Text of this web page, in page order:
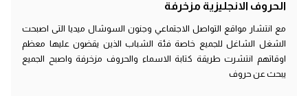
الحروف الانجليزية مزخرفة
مع انتشار مواقع التواصل الاجتماعي وجنون السوشال ميديا التى اصبحت
الشغل الشاغل للجميع خاصة فئة الشباب الذين يقضون عليها معظم
اوقاتهم انتشرت طريقة كتابة الاسماء والحروف مزخرفة واصبح الجميع
يبحث عن حروف